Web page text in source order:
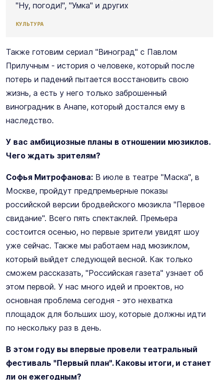
КУЛЬТУРА
"Ну, погоди!", "Умка" и других
Также готовим сериал "Виноград" с Павлом
Прилучным - история о человеке, который после
потерь и падений пытается восстановить свою
жизнь, а есть у него только заброшенный
виноградник в Анапе, который достался ему в
наследство.
У вас амбициозные планы в отношении мюзиклов.
Чего ждать зрителям?
Софья Митрофанова: В июле в театре "Маска", в
Москве, пройдут предпремьерные показы
российской версии бродвейского мюзикла "Первое
свидание". Всего пять спектаклей. Премьера
состоится осенью, но первые зрители увидят шоу
уже сейчас. Также мы работаем над мюзиклом,
который выйдет следующей весной. Как только
сможем рассказать, "Российская газета" узнает об
этом первой. У нас много идей и проектов, но
основная проблема сегодня - это нехватка
площадок для больших шоу, которые должны идти
по нескольку раз в день.
В этом году вы впервые провели театральный
фестиваль "Первый план". Каковы итоги, и станет
ли он ежегодным?